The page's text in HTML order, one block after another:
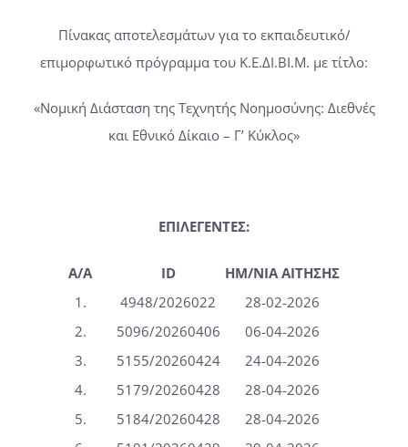
Ανακοινώσεις
Πίνακας αποτελεσμάτων για το εκπαιδευτικό/
επιμορφωτικό πρόγραμμα του Κ.Ε.ΔΙ.ΒΙ.Μ. με τίτλο:
«Νομική Διάσταση της Τεχνητής Νοημοσύνης: Διεθνές
και Εθνικό Δίκαιο – Γ’ Κύκλος»
ΕΠΙΛΕΓΕΝΤΕΣ:
A/A ID
ΗΜ/ΝΙΑ ΑΙΤΗΣΗΣ
1.
4948/2026022
28-02-2026
2.
5096/20260406
06-04-2026
3.
5155/20260424
24-04-2026
4.
5179/20260428
28-04-2026
5.
5184/20260428
28-04-2026